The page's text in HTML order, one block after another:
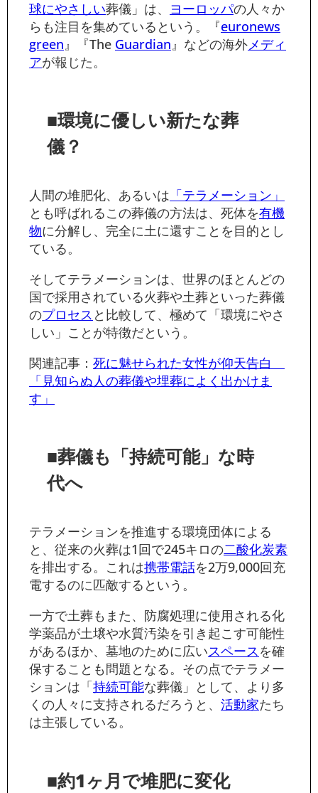
球にやさしい葬儀」は、 ヨーロッパの人々か
らも注目を集めているという。『euronews
green 』『The Guardian 』などの海外メディ
アが報じた。
■環境に優しい新たな葬
儀？
人間の堆肥化、あるいは 「テラメーション」
とも呼ばれるこの葬儀の方法は、死体を有機
物に分解し、完全に土に還すことを目的とし
ている。
そしてテラメーションは、世界のほとんどの
国で採用されている火葬や土葬といった葬儀
のプロセス と比較して、極めて「環境にやさ
しい」ことが特徴だという。
関連記事： 死に魅せられた女性が仰天告白
「見知らぬ人の葬儀や埋葬によく出かけま
す」
■葬儀も「持続可能」な時
代へ
テラメーションを推進する環境団体による
と、従来の火葬は1回で245キロの二酸化炭素
を排出する。これは携帯電話を2万9,000回充
電するのに匹敵するという。
一方で土葬もまた、防腐処理に使用される化
学薬品が土壌や水質汚染を引き起こす可能性
があるほか、墓地のために広いスペースを確
保することも問題となる。その点でテラメー
ションは「持続可能な葬儀」として、より多
くの人々に支持されるだろうと、 活動家たち
は主張している。
■約1ヶ月で堆肥に変化